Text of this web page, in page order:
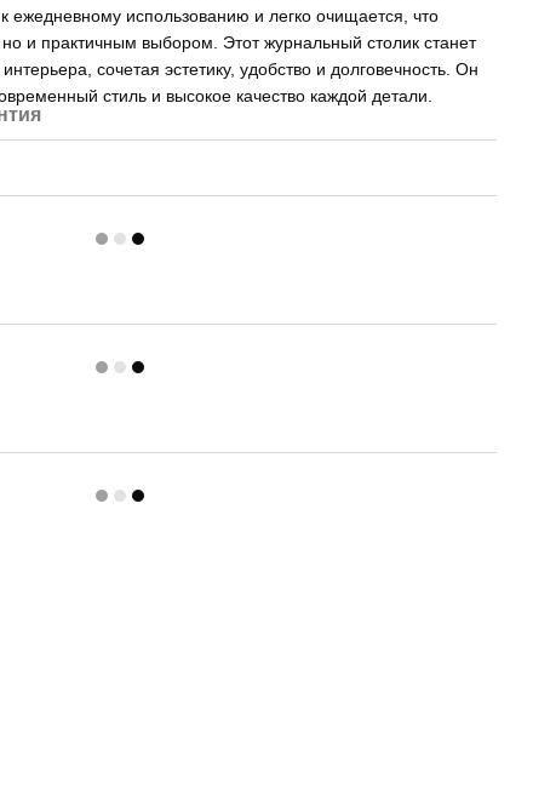
ежедневному использованию и легко очищается, что
и практичным выбором. Этот журнальный столик станет
сочетая эстетику, удобство и долговечность. Он
стиль и высокое качество каждой детали.